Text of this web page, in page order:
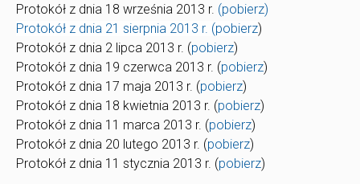
Protokół z dnia 18 września 2013 r. (pobierz)
Protokół z dnia 21 sierpnia 2013 r. (pobierz)
Protokół z dnia 2 lipca 2013 r. (pobierz)
Protokół z dnia 19 czerwca 2013 r. (pobierz)
Protokół z dnia 17 maja 2013 r. (pobierz)
Protokół z dnia 18 kwietnia 2013 r. (pobierz)
Protokół z dnia 11 marca 2013 r. (pobierz)
Protokół z dnia 20 lutego 2013 r. (pobierz)
Protokół z dnia 11 stycznia 2013 r. (pobierz)